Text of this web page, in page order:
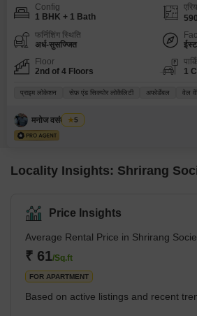
Config
1 BHK + 1 Bath
590
फर्निशिंग स्थिति
अर्ध-सुसज्जित
Floor
2nd of 4 Floors
1
प्राइम लोकेशन सेफ़ एंड सिक्योर लोकैलिटी अफोर्डेबल वेल
मनोज वसंत बिडवी
5
Locality Insights: Shrirang
Price Insights
Average Rental Price in Shrirang
₹ 61/Sq.ft
FOR APARTMENT
Based on active listings and recent